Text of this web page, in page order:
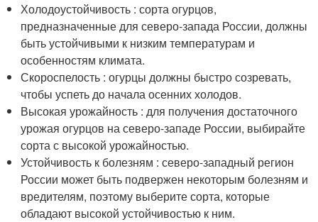
Холодоустойчивость : сорта огурцов,
предназначенные для северо-запада России, должны
быть устойчивыми к низким температурам и
особенностям климата.
Скороспелость : огурцы должны быстро созревать,
чтобы успеть до начала осенних холодов.
Высокая урожайность : для получения достаточного
урожая огурцов на северо-западе России, выбирайте
сорта с высокой урожайностью.
Устойчивость к болезням : северо-западный регион
России может быть подвержен некоторым болезням и
вредителям, поэтому выберите сорта, которые
обладают высокой устойчивостью к ним.